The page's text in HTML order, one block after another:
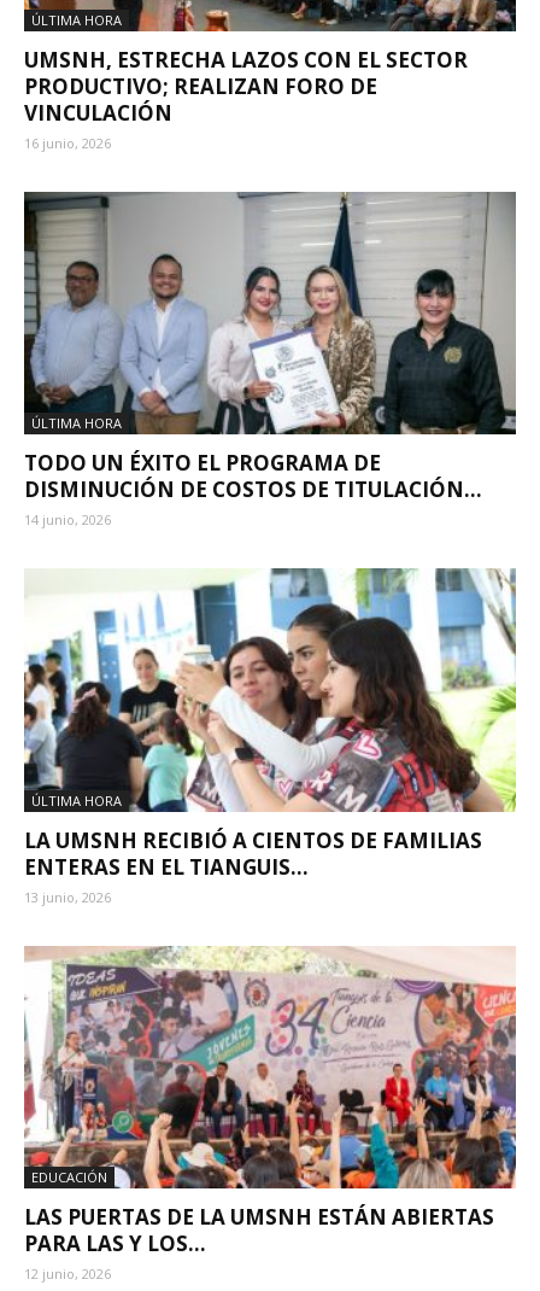
ÚLTIMA HORA
UMSNH, ESTRECHA LAZOS CON EL SECTOR
PRODUCTIVO; REALIZAN FORO DE
VINCULACIÓN
16 junio, 2026
ÚLTIMA HORA
TODO UN ÉXITO EL PROGRAMA DE
DISMINUCIÓN DE COSTOS DE TITULACIÓN...
14 junio, 2026
ÚLTIMA HORA
LA UMSNH RECIBIÓ A CIENTOS DE FAMILIAS
ENTERAS EN EL TIANGUIS...
13 junio, 2026
EDUCACIÓN
LAS PUERTAS DE LA UMSNH ESTÁN ABIERTAS
PARA LAS Y LOS...
12 junio, 2026